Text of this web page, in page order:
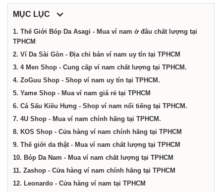
tại
Thành
phố
Hồ
Chí
Minh
MỤC LỤC
1. Thế Giới Bóp Da Asagi - Mua ví nam ở đâu chất lượng tại
TPHCM
2. Ví Da Sài Gòn - Địa chỉ bán ví nam uy tín tại TPHCM
3. 4 Men Shop - Cung cấp ví nam chất lượng tại TPHCM.
4. ZoGuu Shop - Shop ví nam uy tín tại TPHCM.
5. Yame Shop - Mua ví nam giá rẻ tại TPHCM
6. Cá Sấu Kiều Hưng - Shop ví nam nổi tiếng tại TPHCM.
7. 4U Shop - Mua ví nam chính hãng tại TPHCM.
8. KOS Shop - Cửa hàng ví nam chính hãng tại TPHCM
9. Thế giới da thật - Mua ví nam chất lượng tại TPHCM
10. Bóp Da Nam - Mua ví nam chất lượng tại TPHCM
11. Zashop - Cửa hàng ví nam chính hãng tại TPHCM
12. Leonardo - Cửa hàng ví nam tại TPHCM